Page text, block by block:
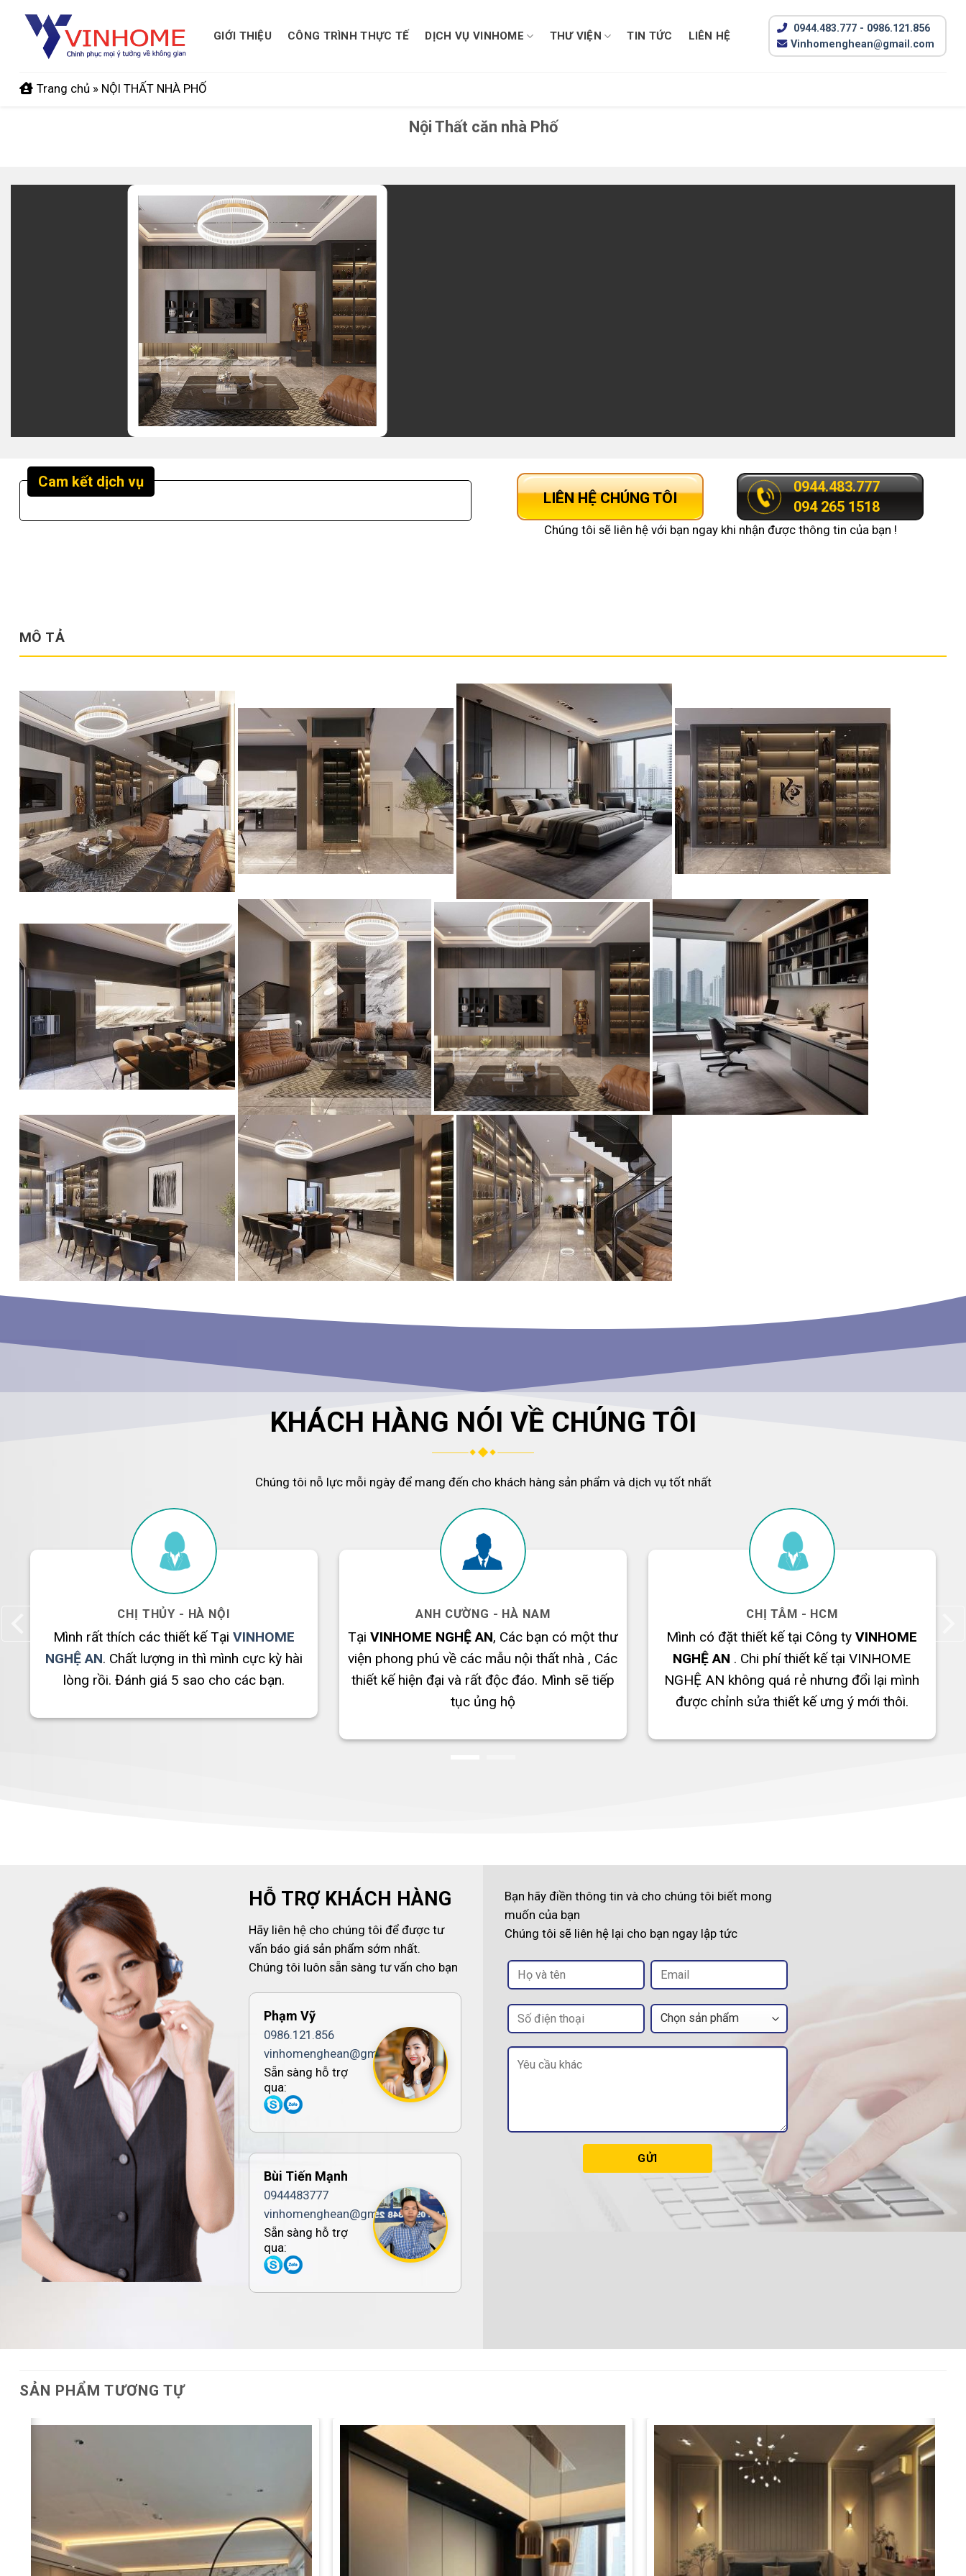
GIỚI THIỆU CÔNG TRÌNH THỰC TẾ DỊCH VỤ VINHOME THƯ VIỆN TIN TỨC LIÊN HỆ
0944.483.777 - 0986.121.856
Vinhomenghean@gmail.com
Trang chủ » NỘI THẤT NHÀ PHỐ
Nội Thất căn nhà Phố
Cam kết dịch vụ
LIÊN HỆ CHÚNG TÔI
0944.483.777
094 265 1518
Chúng tôi sẽ liên hệ với bạn ngay khi nhận được thông tin của bạn !
MÔ TẢ
KHÁCH HÀNG NÓI VỀ CHÚNG TÔI
Chúng tôi nỗ lực mỗi ngày để mang đến cho khách hàng sản phẩm và dịch vụ tốt nhất
CHỊ THỦY - HÀ NỘI
Mình rất thích các thiết kế Tại VINHOME
NGHỆ AN. Chất lượng in thì mình cực kỳ hài
lòng rồi. Đánh giá 5 sao cho các bạn.
ANH CƯỜNG - HÀ NAM
Tại VINHOME NGHỆ AN, Các bạn có một thư
viện phong phú về các mẫu nội thất nhà , Các
thiết kế hiện đại và rất độc đáo. Mình sẽ tiếp
tục ủng hộ
CHỊ TÂM - HCM
Mình có đặt thiết kế tại Công tyVINHOME
NGHỆ AN . Chi phí thiết kế tại VINHOME
NGHỆ AN không quá rẻ nhưng đổi lại mình
được chỉnh sửa thiết kế ưng ý mới thôi.
HỖ TRỢ KHÁCH HÀNG
Hãy liên hệ cho chúng tôi để được tư
vấn báo giá sản phẩm sớm nhất.
Chúng tôi luôn sẵn sàng tư vấn cho bạn
Phạm Vỹ
0986.121.856
vinhomenghean@gmail.com
Sẵn sàng hỗ trợ
qua:
Bùi Tiến Mạnh
0944483777
vinhomenghean@gmail.com
Sẵn sàng hỗ trợ
qua:
Bạn hãy điền thông tin và cho chúng tôi biết mong
muốn của bạn
Chúng tôi sẽ liên hệ lại cho bạn ngay lập tức
SẢN PHẨM TƯƠNG TỰ